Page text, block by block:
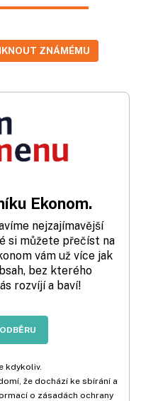
ZNÁMÉMU
Ekonom.
nejzajímavější
si můžete přečíst na
vám už více jak
bez kterého
rozvíjí a baví!
kdykoliv.
že dochází ke sbírání a
o zásadách ochrany